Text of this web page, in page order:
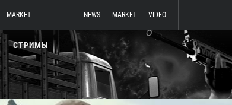
MARKET NEWS MARKET VIDEO
СТРИМЫ